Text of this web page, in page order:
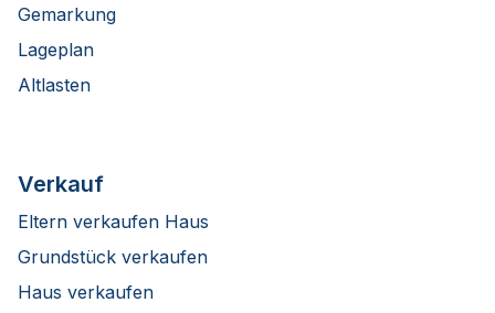
Gemarkung
Lageplan
Altlasten
Verkauf
Eltern verkaufen Haus
Grundstück verkaufen
Haus verkaufen